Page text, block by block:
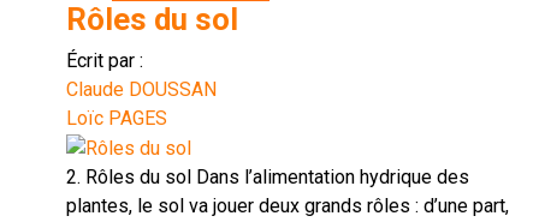
Rôles du sol
Écrit par :
Claude DOUSSAN
Loïc PAGES
2. Rôles du sol Dans l’alimentation hydrique des
plantes, le sol va jouer deux grands rôles : d’une part,